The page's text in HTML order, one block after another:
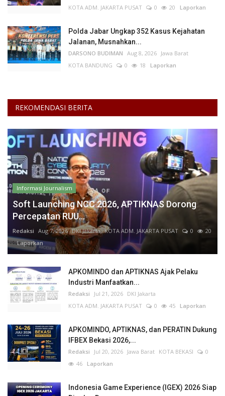
KOTA ADM. JAKARTA PUSAT
0 20 Laporkan
Polda Jabar Ungkap 352 Kasus Kejahatan
Jalanan, Musnahkan...
DARSONO BUDIMAN Aug 8, 2026 Jawa Barat
KOTA BANDUNG
0 18 Laporkan
REKOMENDASI BERITA
Informasi Journalism
Soft Launching NCC 2026, APTIKNAS Dorong
Percepatan RUU...
Redaksi Aug 7, 2026 DKI Jakarta KOTA ADM. JAKARTA PUSAT 0
20
Laporkan
APKOMINDO dan APTIKNAS Ajak Pelaku
Industri Manfaatkan...
Redaksi Jul 21, 2026 DKI Jakarta
KOTA ADM. JAKARTA PUSAT
0 45 Laporkan
APKOMINDO, APTIKNAS, dan PERATIN Dukung
IFBEX Bekasi 2026,...
Redaksi Jul 20, 2026 Jawa Barat KOTA BEKASI
0
46 Laporkan
Indonesia Game Experience (IGEX) 2026 Siap